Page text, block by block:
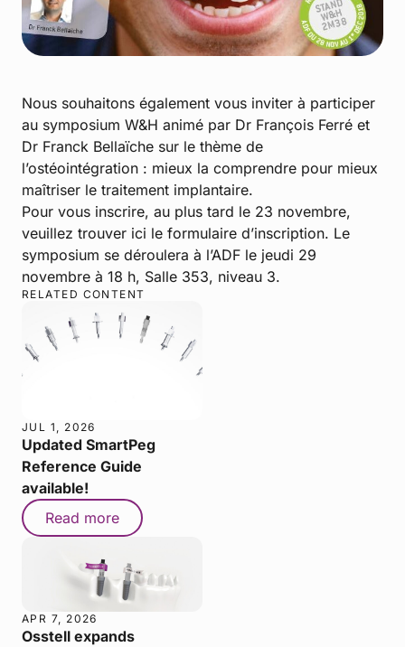
Nous souhaitons également vous inviter à participer
au symposium W&H animé par Dr François Ferré et
Dr Franck Bellaïche sur le thème de
l’ostéointégration : mieux la comprendre pour mieux
maîtriser le traitement implantaire.
Pour vous inscrire, au plus tard le 23 novembre,
veuillez trouver ici le formulaire d’inscription. Le
symposium se déroulera à l’ADF le jeudi 29
novembre à 18 h, Salle 353, niveau 3.
RELATED CONTENT
JUL 1, 2026
Updated SmartPeg
Reference Guide
available!
Read more
APR 7, 2026
Osstell expands